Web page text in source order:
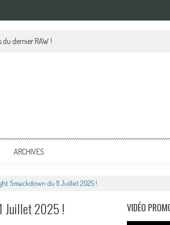
après le texte de SummerSlam qu’elle a envoyé à un
ARCHIVES
Smackdown du 11 Juillet 2025 !
Juillet 2025 ! VIDÉO